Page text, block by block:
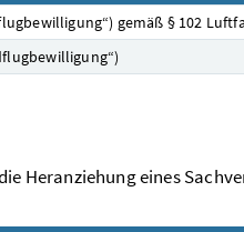
gemäß § 102
Heranziehung eines